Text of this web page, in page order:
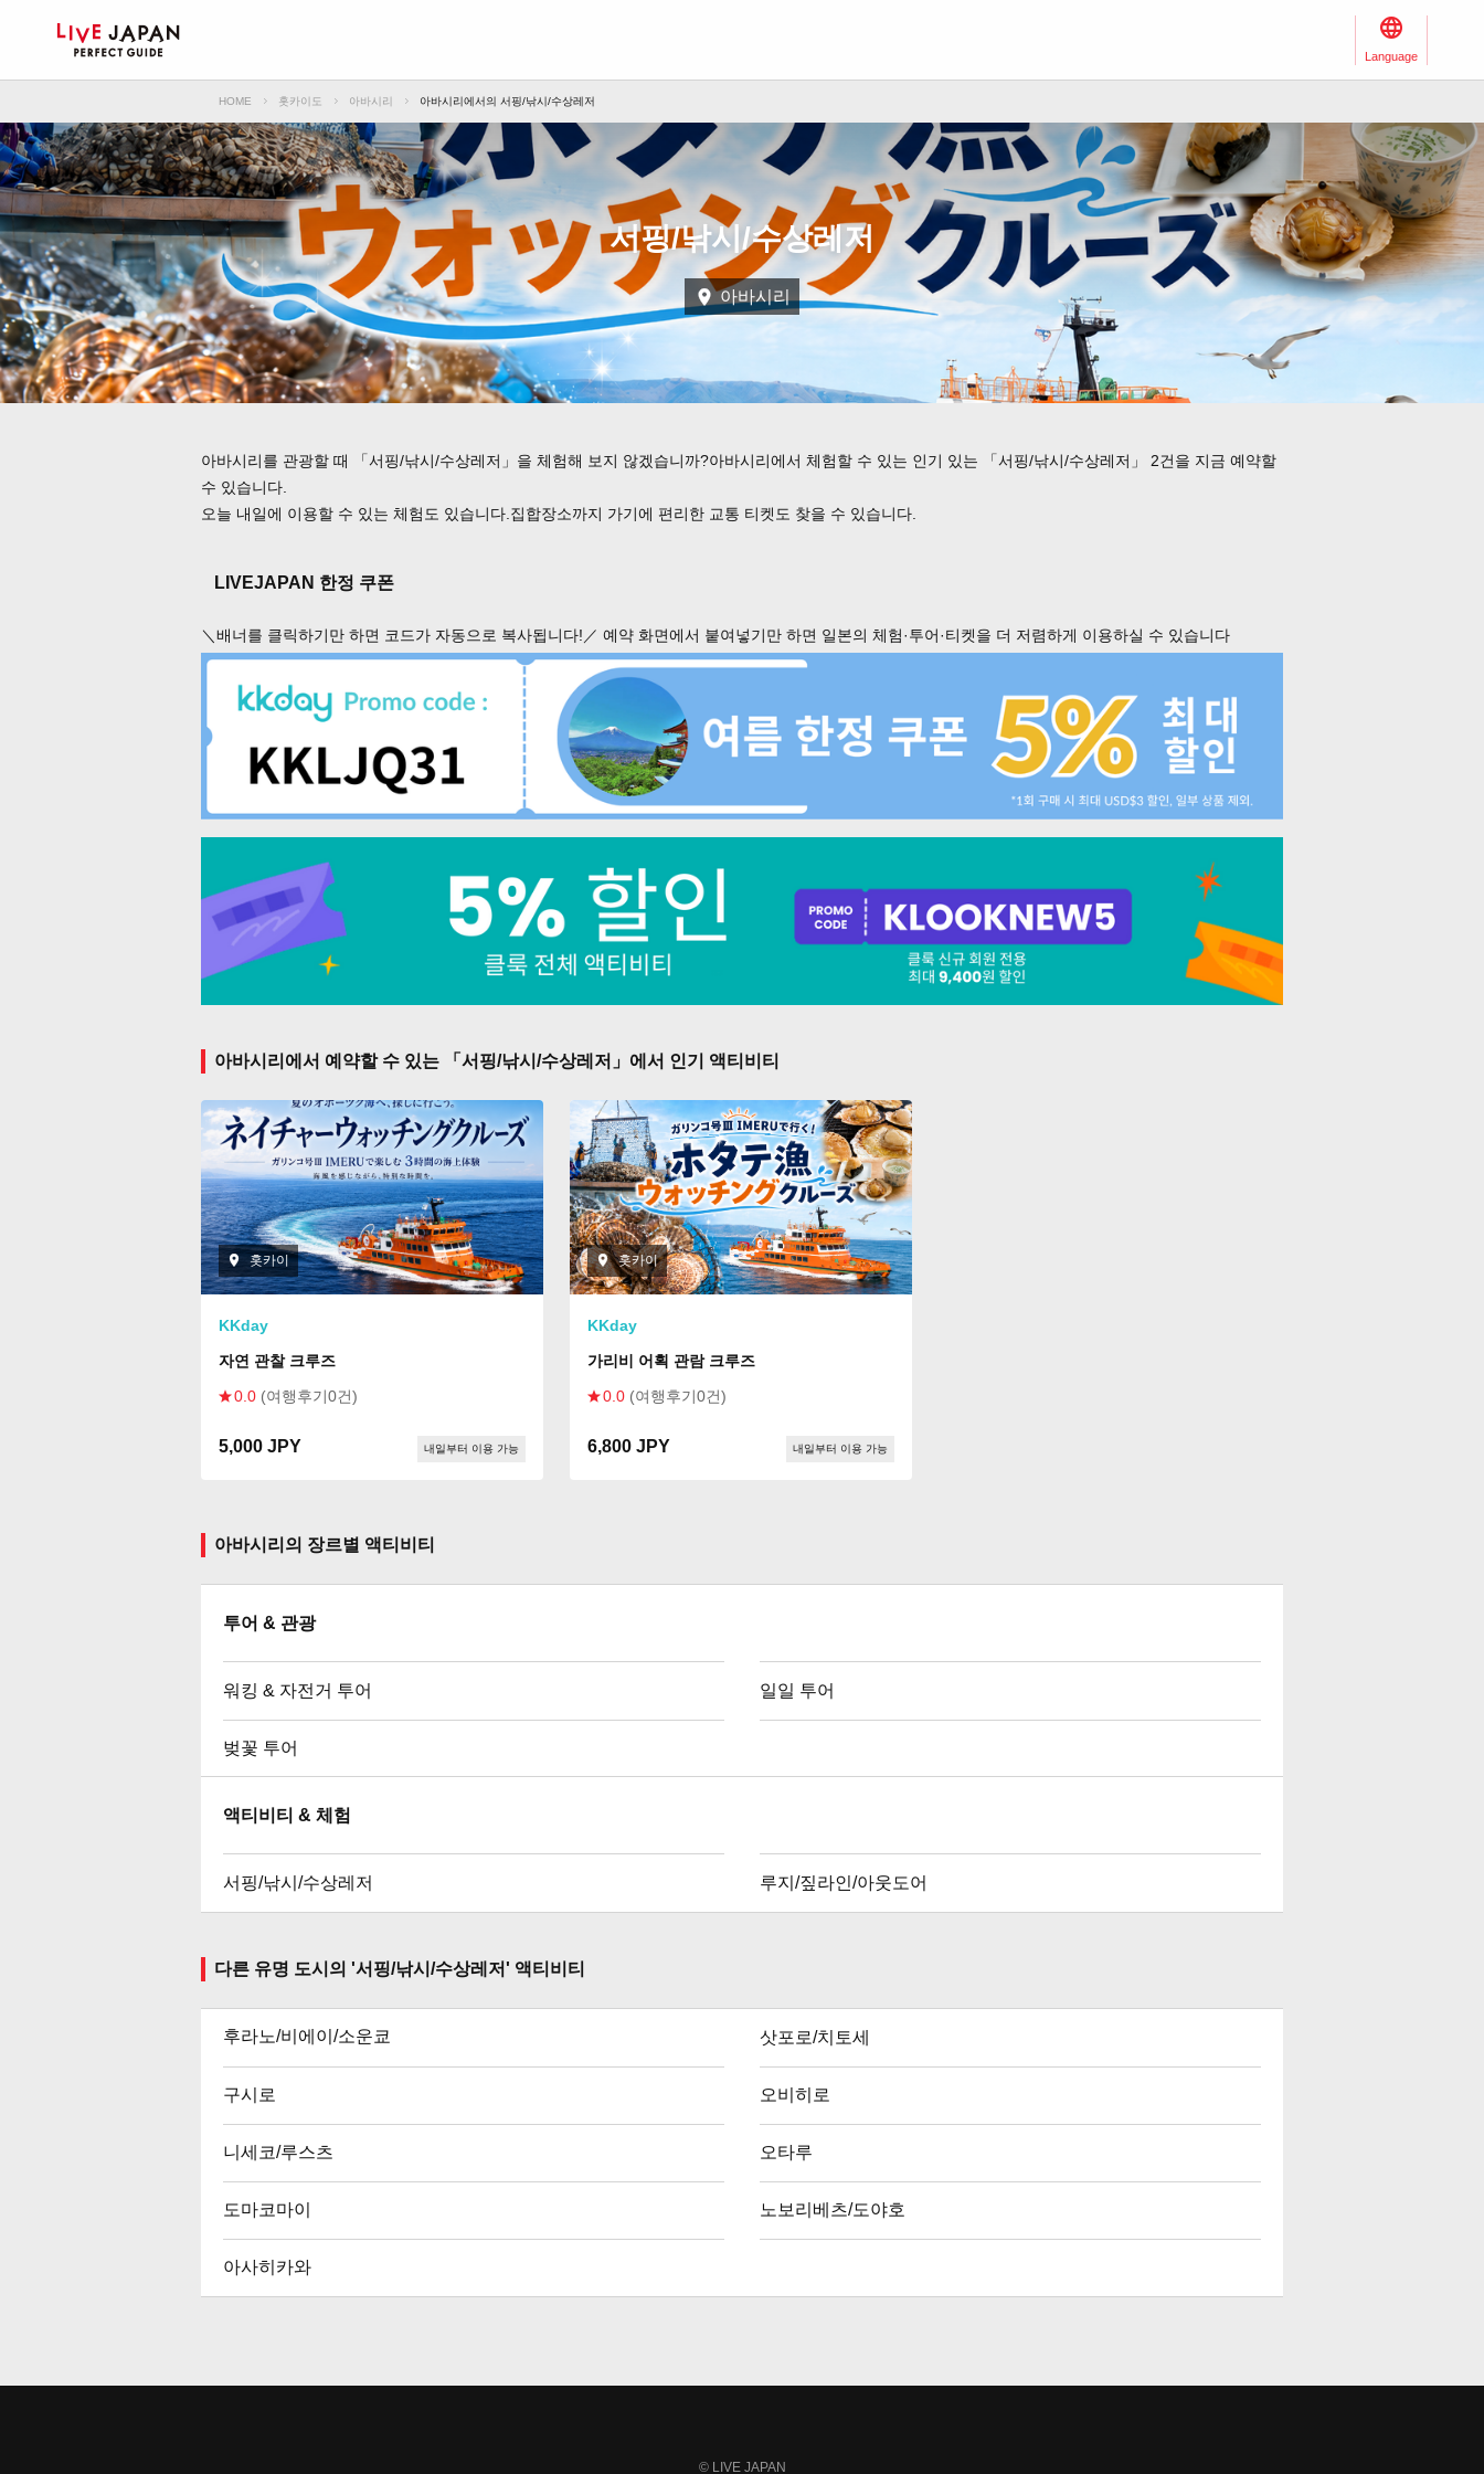
Language
HOME 홋카이도 아바시리 아바시리에서의 서핑/낚시/수상레저
서핑/낚시/수상레저
아바시리
아바시리를 관광할 때 「서핑/낚시/수상레저」을 체험해 보지 않겠습니까?아바시리에서 체험할 수 있는 인기 있는 「서핑/낚시/수상레저」 2건을 지금 예약할
수 있습니다.
오늘 내일에 이용할 수 있는 체험도 있습니다.집합장소까지 가기에 편리한 교통 티켓도 찾을 수 있습니다.
LIVEJAPAN 한정 쿠폰
＼배너를 클릭하기만 하면 코드가 자동으로 복사됩니다!／ 예약 화면에서 붙여넣기만 하면 일본의 체험·투어·티켓을 더 저렴하게 이용하실 수 있습니다
아바시리에서 예약할 수 있는 「서핑/낚시/수상레저」에서 인기 액티비티
홋카이
KKday
자연 관찰 크루즈
0.0 (여행후기0건)
5,000 JPY 내일부터 이용 가능
홋카이
KKday
가리비 어획 관람 크루즈
0.0 (여행후기0건)
6,800 JPY 내일부터 이용 가능
아바시리의 장르별 액티비티
투어 & 관광
워킹 & 자전거 투어 일일 투어
벚꽃 투어
액티비티 & 체험
서핑/낚시/수상레저 루지/짚라인/아웃도어
다른 유명 도시의 '서핑/낚시/수상레저' 액티비티
후라노/비에이/소운쿄 삿포로/치토세
구시로 오비히로
니세코/루스츠 오타루
도마코마이 노보리베츠/도야호
아사히카와
©LIVE JAPAN